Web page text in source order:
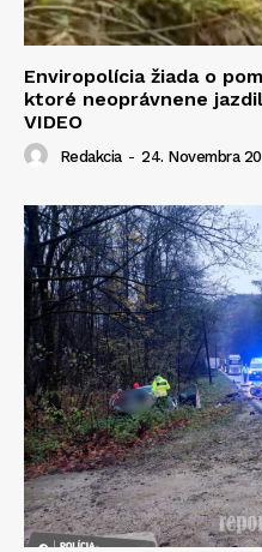
Enviropolícia žiada o
ktoré neoprávnene
VIDEO
Redakcia - 24. Novembra